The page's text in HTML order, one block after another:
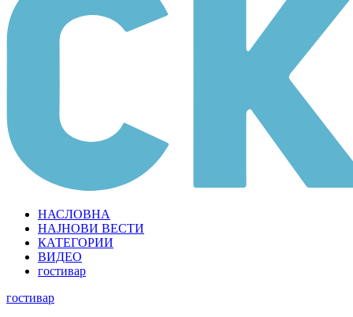
НАСЛОВНА
НАЈНОВИ ВЕСТИ
КАТЕГОРИИ
ВИДЕО
гостивар
гостивар